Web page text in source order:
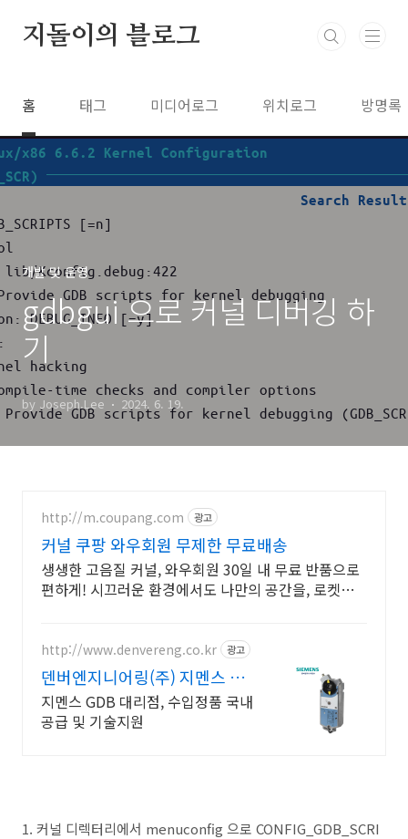
지돌이의 블로그
홈 태그 미디어로그 위치로그 방명록
개발 및 운영
gdbgui 으로 커널 디버깅 하
기
by Joseph.Lee 2024. 6. 19.
http://m.coupang.com 광고
커널 쿠팡 와우회원 무제한 무료배송
생생한 고음질 커널, 와우회원 30일 내 무료 반품으로
편하게! 시끄러운 환경에서도 나만의 공간을, 로켓배
http://www.denvereng.co.kr 광고
덴버엔지니어링(주) 지멘스 댐
퍼조작기
지멘스 GDB 대리점, 수입정품 국내
공급 및 기술지원
1. 커널 디렉터리에서 menuconfig 으로 CONFIG_GDB_SCRI